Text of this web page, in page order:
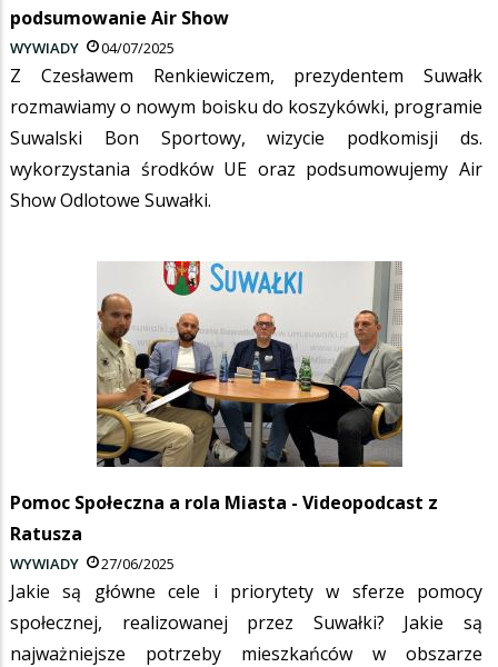
podsumowanie Air Show
WYWIADY 04/07/2025
Z Czesławem Renkiewiczem, prezydentem Suwałk
rozmawiamy o nowym boisku do koszykówki, programie
Suwalski Bon Sportowy, wizycie podkomisji ds.
wykorzystania środków UE oraz podsumowujemy Air
Show Odlotowe Suwałki.
Pomoc Społeczna a rola Miasta - Videopodcast z
Ratusza
WYWIADY 27/06/2025
Jakie są główne cele i priorytety w sferze pomocy
społecznej, realizowanej przez Suwałki? Jakie są
najważniejsze potrzeby mieszkańców w obszarze